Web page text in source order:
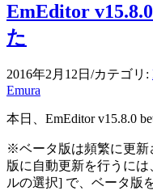
EmEditor
た
2016年2月12日 /カテゴリ:
Emura
本日、EmEditor v15.8.0
※ベータ版は頻繁に更新
版に自動更新を行うに
ルの選択] で、ベータ版